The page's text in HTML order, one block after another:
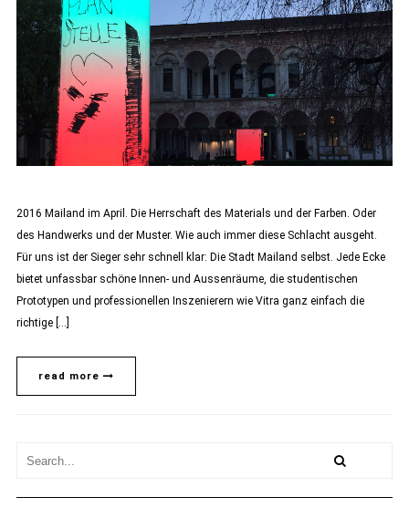
2016 Mailand im April. Die Herrschaft des Materials und der Farben. Oder
des Handwerks und der Muster. Wie auch immer diese Schlacht ausgeht.
Für uns ist der Sieger sehr schnell klar: Die Stadt Mailand selbst. Jede Ecke
bietet unfassbar schöne Innen- und Aussenräume, die studentischen
Prototypen und professionellen Inszenierern wie Vitra ganz einfach die
richtige […]
read more